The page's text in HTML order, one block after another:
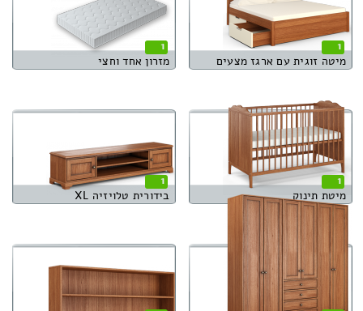
1
מיטה זוגית עם ארגז מצעים
1
מזרון אחד וחצי
1
מיטת תינוק
1
בידורית טלויזיה XL